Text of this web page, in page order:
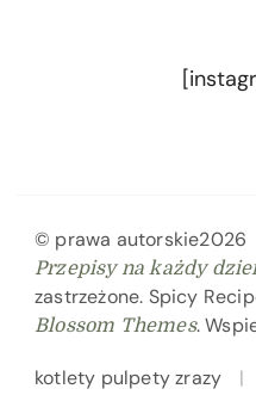
© prawa autorskie2026
Przepisy na każdy
zastrzeżone. Spicy
Blossom Themes.
kotlety pulpety zrazy